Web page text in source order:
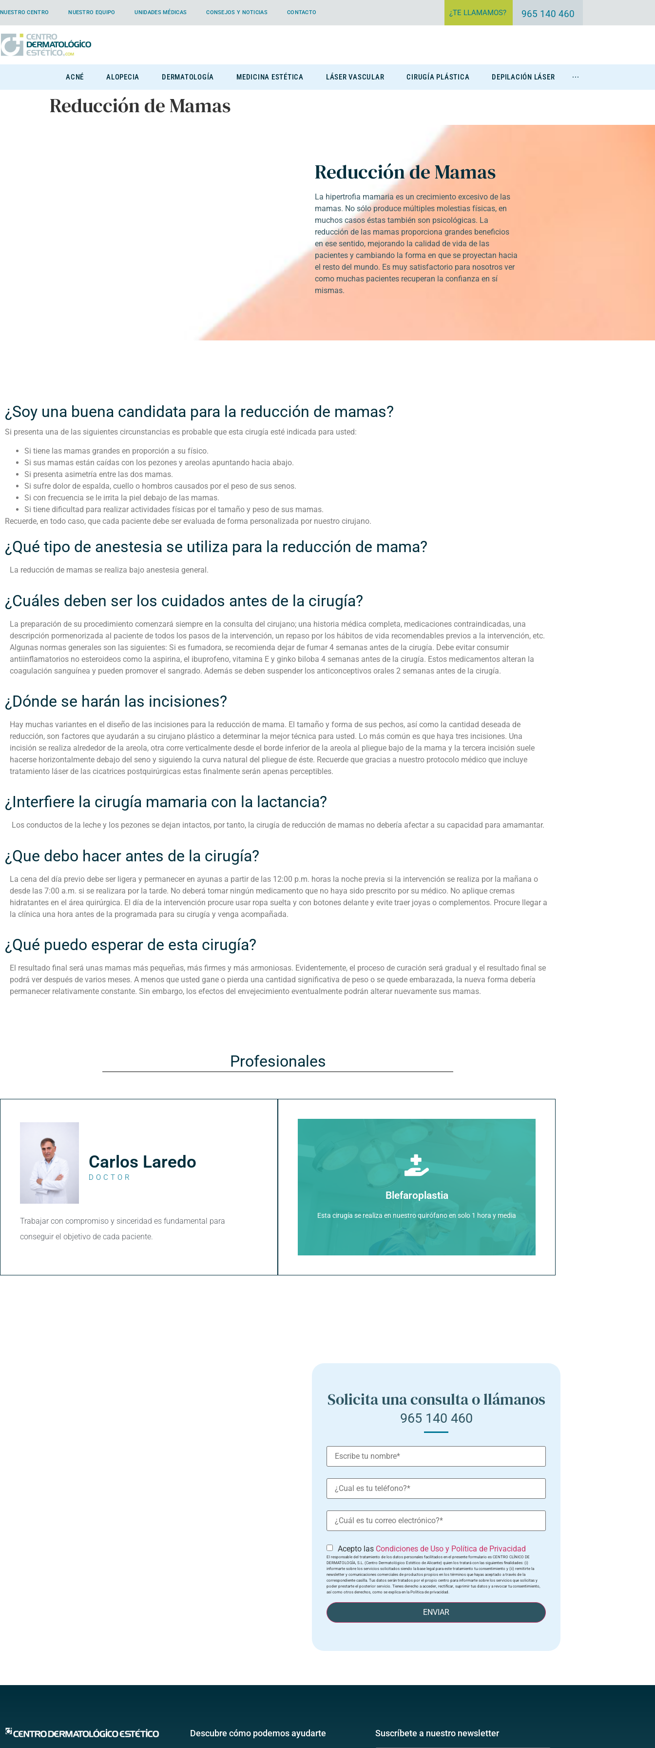
NUESTRO CENTRO NUESTRO EQUIPO UNIDADES MÉDICAS CONSEJOS Y NOTICIAS CONTACTO ¿TE LLAMAMOS? 965 140 460
ACNÉ ALOPECIA DERMATOLOGÍA MEDICINA ESTÉTICA LÁSER VASCULAR CIRUGÍA PLÁSTICA DEPILACIÓN LÁSER ···
Reducción de Mamas
Reducción de Mamas
La hipertrofia mamaria es un crecimiento excesivo de las
mamas. No sólo produce múltiples molestias físicas, en
muchos casos éstas también son psicológicas. La
reducción de las mamas proporciona grandes beneficios
en ese sentido, mejorando la calidad de vida de las
pacientes y cambiando la forma en que se proyectan hacia
el resto del mundo. Es muy satisfactorio para nosotros ver
como muchas pacientes recuperan la confianza en sí
mismas.
¿Soy una buena candidata para la reducción de mamas?
Si presenta una de las siguientes circunstancias es probable que esta cirugía esté indicada para usted:
Si tiene las mamas grandes en proporción a su físico.
Si sus mamas están caídas con los pezones y areolas apuntando hacia abajo.
Si presenta asimetría entre las dos mamas.
Si sufre dolor de espalda, cuello o hombros causados por el peso de sus senos.
Si con frecuencia se le irrita la piel debajo de las mamas.
Si tiene dificultad para realizar actividades físicas por el tamaño y peso de sus mamas.
Recuerde, en todo caso, que cada paciente debe ser evaluada de forma personalizada por nuestro cirujano.
¿Qué tipo de anestesia se utiliza para la reducción de mama?
La reducción de mamas se realiza bajo anestesia general.
¿Cuáles deben ser los cuidados antes de la cirugía?
La preparación de su procedimiento comenzará siempre en la consulta del cirujano; una historia médica completa, medicaciones contraindicadas, una
descripción pormenorizada al paciente de todos los pasos de la intervención, un repaso por los hábitos de vida recomendables previos a la intervención, etc.
Algunas normas generales son las siguientes: Si es fumadora, se recomienda dejar de fumar 4 semanas antes de la cirugía. Debe evitar consumir
antiinflamatorios no esteroideos como la aspirina, el ibuprofeno, vitamina E y ginko biloba 4 semanas antes de la cirugía. Estos medicamentos alteran la
coagulación sanguínea y pueden promover el sangrado. Además se deben suspender los anticonceptivos orales 2 semanas antes de la cirugía.
¿Dónde se harán las incisiones?
Hay muchas variantes en el diseño de las incisiones para la reducción de mama. El tamaño y forma de sus pechos, así como la cantidad deseada de
reducción, son factores que ayudarán a su cirujano plástico a determinar la mejor técnica para usted. Lo más común es que haya tres incisiones. Una
incisión se realiza alrededor de la areola, otra corre verticalmente desde el borde inferior de la areola al pliegue bajo de la mama y la tercera incisión suele
hacerse horizontalmente debajo del seno y siguiendo la curva natural del pliegue de éste. Recuerde que gracias a nuestro protocolo médico que incluye
tratamiento láser de las cicatrices postquirúrgicas estas finalmente serán apenas perceptibles.
¿Interfiere la cirugía mamaria con la lactancia?
Los conductos de la leche y los pezones se dejan intactos, por tanto, la cirugía de reducción de mamas no debería afectar a su capacidad para amamantar.
¿Que debo hacer antes de la cirugía?
La cena del día previo debe ser ligera y permanecer en ayunas a partir de las 12:00 p.m. horas la noche previa si la intervención se realiza por la mañana o
desde las 7:00 a.m. si se realizara por la tarde. No deberá tomar ningún medicamento que no haya sido prescrito por su médico. No aplique cremas
hidratantes en el área quirúrgica. El día de la intervención procure usar ropa suelta y con botones delante y evite traer joyas o complementos. Procure llegar a
la clínica una hora antes de la programada para su cirugía y venga acompañada.
¿Qué puedo esperar de esta cirugía?
El resultado final será unas mamas más pequeñas, más firmes y más armoniosas. Evidentemente, el proceso de curación será gradual y el resultado final se
podrá ver después de varios meses. A menos que usted gane o pierda una cantidad significativa de peso o se quede embarazada, la nueva forma debería
permanecer relativamente constante. Sin embargo, los efectos del envejecimiento eventualmente podrán alterar nuevamente sus mamas.
Profesionales
Carlos Laredo
DOCTOR
Trabajar con compromiso y sinceridad es fundamental para
conseguir el objetivo de cada paciente.
Blefaroplastia
Esta cirugía se realiza en nuestro quirófano en solo 1 hora y media
Contamos con 2 quirófanos
Especialmente acondicionada para la práctica de esta operación
Solicita una consulta o llámanos
965 140 460
Acepto las Condiciones de Uso y Política de Privacidad
El responsable del tratamiento de los datos personales facilitados en el presente formulario es CENTRO CLÍNICO DE
DERMATOLOGÍA, S.L. (Centro Dermatológico Estético de Alicante) quien los tratará con las siguientes finalidades: (i)
informarte sobre los servicios solicitados siendo la base legal para este tratamiento tu consentimiento y (ii) remitirte la
newsletter y comunicaciones comerciales de productos propios en los términos que hayas aceptado a través de la
correspondiente casilla. Tus datos serán tratados por el propio centro para informarte sobre los servicios que solicitas y
poder prestarte el posterior servicio. Tienes derecho a acceder, rectificar, suprimir tus datos y a revocar tu consentimiento,
así como otros derechos, como se explica en la Política de privacidad.
ENVIAR
Descubre cómo podemos ayudarte Suscríbete a nuestro newsletter